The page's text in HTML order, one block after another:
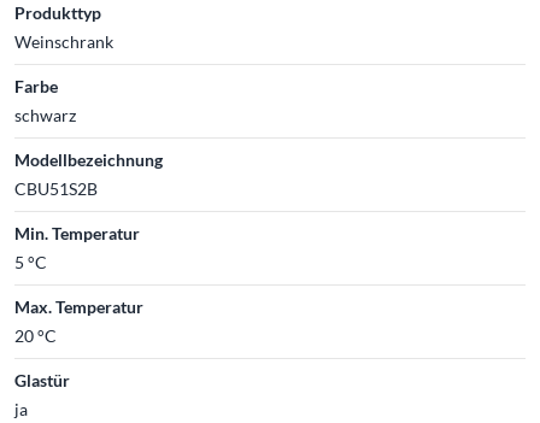
Produkttyp
Weinschrank
Farbe
schwarz
Modellbezeichnung
CBU51S2B
Min. Temperatur
5 °C
Max. Temperatur
20 °C
Glastür
ja